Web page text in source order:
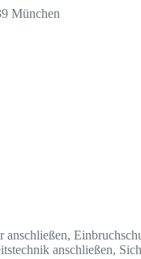
München
anschließen,